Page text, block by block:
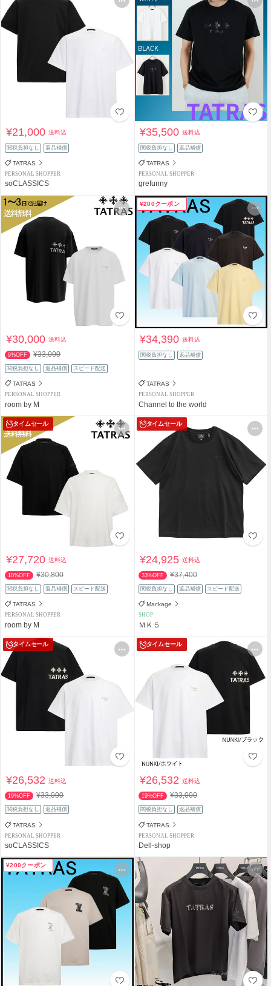
¥21,000送料込
関税負担なし 返品補償
TATRAS
PERSONAL SHOPPER
soCLASSICS
¥35,500送料込
関税負担なし 返品補償
TATRAS
PERSONAL SHOPPER
grefunny
¥30,000送料込
9%OFF ¥33,000
関税負担なし 返品補償 スピード配送
TATRAS
PERSONAL SHOPPER
room by M
¥200クーポン
¥34,390送料込
関税負担なし 返品補償
TATRAS
PERSONAL SHOPPER
Channel to the world
タイムセール
¥27,720送料込
10%OFF ¥30,800
関税負担なし 返品補償 スピード配送
TATRAS
PERSONAL SHOPPER
room by M
タイムセール
¥24,925送料込
33%OFF ¥37,400
関税負担なし 返品補償 スピード配送
Mackage
SHOP
ＭＫ５
タイムセール
¥26,532送料込
19%OFF ¥33,000
関税負担なし 返品補償
TATRAS
PERSONAL SHOPPER
soCLASSICS
タイムセール
¥26,532送料込
19%OFF ¥33,000
関税負担なし 返品補償
TATRAS
PERSONAL SHOPPER
Dell-shop
¥200クーポン